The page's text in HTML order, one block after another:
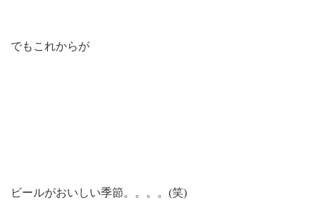
でもこれからが
ビールがおいしい季節。。。。(笑)